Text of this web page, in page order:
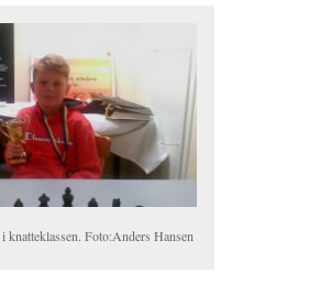
knatteklassen. Foto:Anders Hansen